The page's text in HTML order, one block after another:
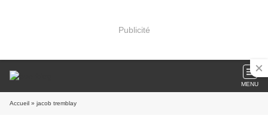
Publicité
MENU
Accueil » jacob tremblay